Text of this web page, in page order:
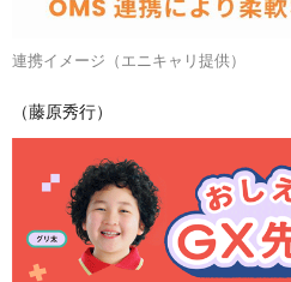
連携イメージ（エニキャリ提供）
（藤原秀行）